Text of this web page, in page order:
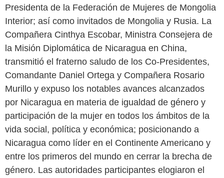
Presidenta de la Federación de Mujeres de Mongolia
Interior; así como invitados de Mongolia y Rusia. La
Compañera Cinthya Escobar, Ministra Consejera de
la Misión Diplomática de Nicaragua en China,
transmitió el fraterno saludo de los Co-Presidentes,
Comandante Daniel Ortega y Compañera Rosario
Murillo y expuso los notables avances alcanzados
por Nicaragua en materia de igualdad de género y
participación de la mujer en todos los ámbitos de la
vida social, política y económica; posicionando a
Nicaragua como líder en el Continente Americano y
entre los primeros del mundo en cerrar la brecha de
género. Las autoridades participantes elogiaron el